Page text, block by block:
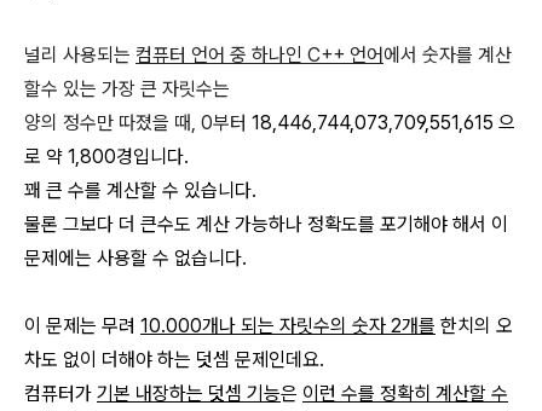
널리 사용되는 컴퓨터 언어 중 하나인 C++ 언어에서 숫자를 계산
할수 있는 가장 큰 자릿수는
양의 정수만 따졌을 때, 0부터 18,446,744,073,709,551,615 으
로 약 1,800경입니다.
꽤 큰 수를 계산할 수 있습니다.
물론 그보다 더 큰수도 계산 가능하나 정확도를 포기해야 해서 이
문제에는 사용할 수 없습니다.
이 문제는 무려 10.000개나 되는 자릿수의 숫자 2개를 한치의 오
차도 없이 더해야 하는 덧셈 문제인데요.
컴퓨터가 기본 내장하는 덧셈 기능은 이런 수를 정확히 계산할 수